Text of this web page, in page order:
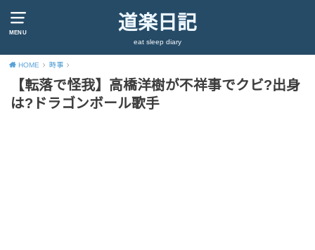
MENU 道楽日記
eat sleep diary
HOME 時事
【転落で怪我】高橋洋樹が不祥事でクビ?出身
は?ドラゴンボール歌手